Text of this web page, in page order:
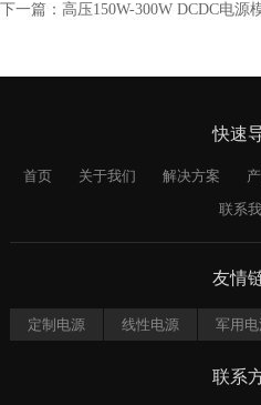
下一篇：高压150W-300W DCDC电源
快速
首页 关于我们 解决方案
联系
友情
定制电源 线性电源 军用
联系